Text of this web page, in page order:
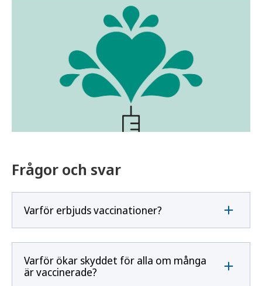
Frågor och svar
Varför erbjuds vaccinationer?
Varför ökar skyddet för alla om många
är vaccinerade?